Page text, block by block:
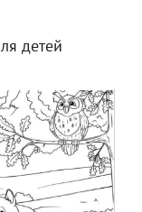
детей